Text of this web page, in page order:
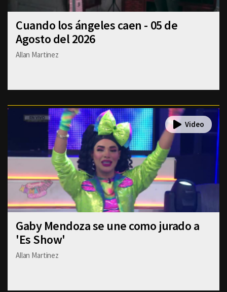
Cuando los ángeles caen - 05 de
Agosto del 2026
Allan Martinez
Gaby Mendoza se une como jurado a
'Es Show'
Allan Martinez